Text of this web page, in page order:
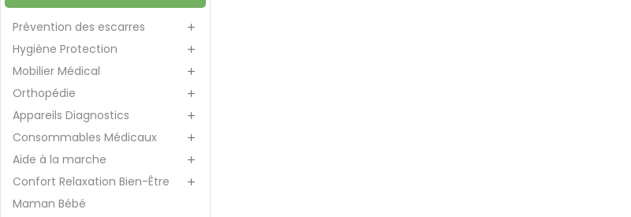
Prévention des escarres 
Hygiène Protection 
Mobilier Médical 
Orthopédie 
Appareils Diagnostics 
Consommables Médicaux 
Aide à la marche 
Confort Relaxation Bien-Être 
Maman Bébé